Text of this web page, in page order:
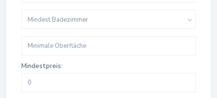
Mindest Badezimmer
Mindestpreis: